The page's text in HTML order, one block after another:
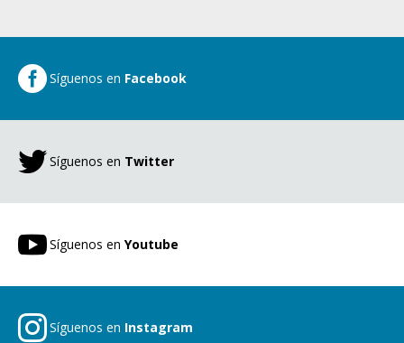
Síguenos en Facebook
Síguenos en Twitter
Síguenos en Youtube
Síguenos en Instagram